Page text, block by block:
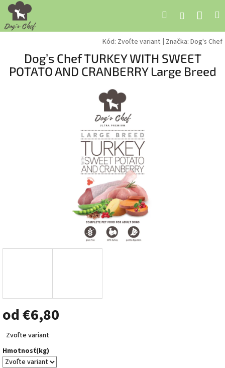
Prejsť
obsah
Hľadať Prihlásenie
Kód: Zvoľte variant Značka: Dog's Chef
Dog’s Chef TURKEY WITH SWEET
POTATO AND CRANBERRY Large Breed
od€6,80
Jednotková
cena:
Zvoľte variant
Hmotnosť(kg)